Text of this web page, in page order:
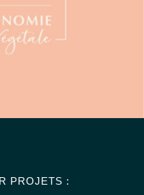
PROJETS :